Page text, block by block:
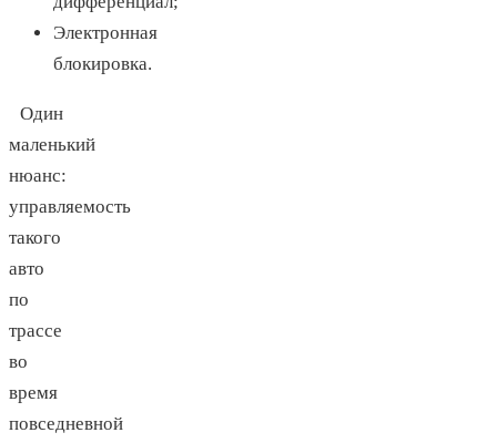
Электронная
блокировка.
Один
маленький
нюанс:
управляемость
такого
авто
по
трассе
во
время
повседневной